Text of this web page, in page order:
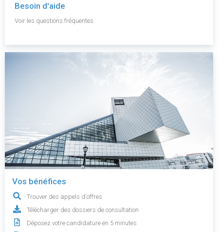
Besoin d'aide
Voir les questions fréquentes.
Vos bénéfices
Trouver des appels d'offres
Télécharger des dossiers de consultation
Déposez votre candidature en 5 minutes